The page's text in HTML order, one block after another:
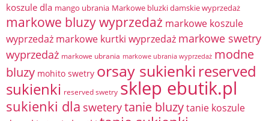
koszule dla mango ubrania Markowe bluzki damskie wyprzedaż
markowe bluzy wyprzedaż markowe koszule
wyprzedaż markowe kurtki wyprzedaż markowe swetry
wyprzedaż markowe ubrania markowe ubrania wyprzedaż modne
bluzy mohito swetry orsay sukienki reserved
sukienki reserved swetry sklep ebutik.pl
sukienki dla sweterytanie bluzytanie koszule